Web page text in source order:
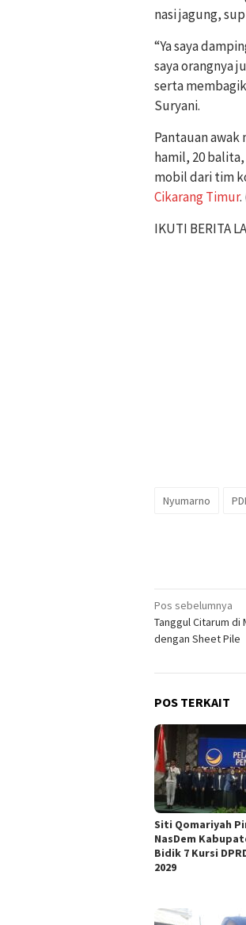
nasi jagung,
“Ya saya
saya orangnya
serta
Suryani.
Pantauan
hamil, 20
mobil dari tim
Cikarang Timur.
IKUTI BERITA
Nyumarno
Navigasi
pos
Pos sebelumnya
Tanggul Citarum di
dengan Sheet Pile
POS TERKAIT
Siti Qomariyah
NasDem
Bidik 7 Kursi
2029